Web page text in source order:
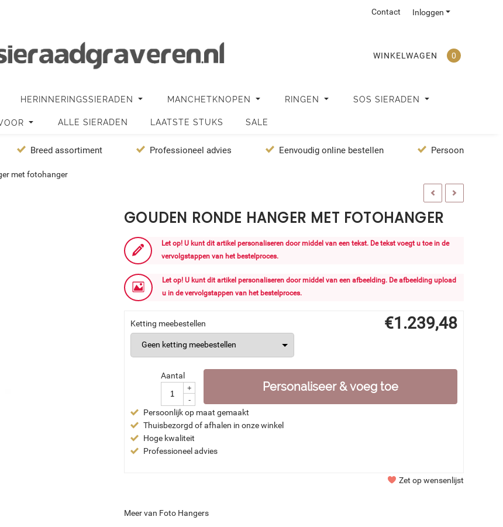
Inloggen
Contact
WINKELWAGEN 0
HERINNERINGSSIERADEN MANCHETKNOPEN RINGEN SOS SIERADEN
ALLE SIERADEN LAATSTE STUKS SALE
Breed assortiment Professioneel advies Eenvoudig online bestellen Persoonlijke
met fotohanger
GOUDEN RONDE HANGER MET FOTOHANGER
Let op! U kunt dit artikel personaliseren door middel van een tekst. De tekst voegt u toe in de
vervolgstappen van het bestelproces.
Let op! U kunt dit artikel personaliseren door middel van een afbeelding. De afbeelding upload
u in de vervolgstappen van het bestelproces.
€1.239,48
Ketting meebestellen
Aantal
+
-
Personaliseer & voeg toe
Persoonlijk op maat gemaakt
Thuisbezorgd of afhalen in onze winkel
Hoge kwaliteit
Professioneel advies
Zet op wensenlijst
Meer van Foto Hangers